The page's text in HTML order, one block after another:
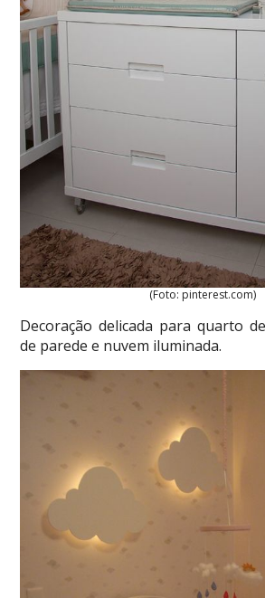
(Foto: pinterest.com)
Decoração delicada para quarto
de parede e nuvem iluminada.